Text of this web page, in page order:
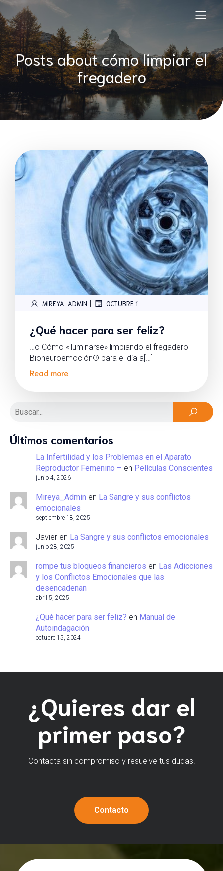
Posts about cómo limpiar el
fregadero
MIREYA_ADMIN | OCTUBRE 1
¿Qué hacer para ser feliz?
…o Cómo «iluminarse» limpiando el fregadero
Bioneuroemoción® para el día a[…]
Read more
Últimos comentarios
La Infertilidad y los Problemas en el Aparato
Reproductor Femenino – en Películas Conscientes
junio 4, 2026
Mireya_Admin en La Sangre y sus conflictos
emocionales
septiembre 18, 2025
Javier en La Sangre y sus conflictos emocionales
junio 28, 2025
rompe tus bloqueos financieros en Las Adicciones
y los Conflictos Emocionales que las
desencadenan
abril 5, 2025
¿Qué hacer para ser feliz? en Manual de
Autoindagación
octubre 15, 2024
¿Quieres dar el
primer paso?
Contacta sin compromiso y resuelve tus dudas.
Contacto